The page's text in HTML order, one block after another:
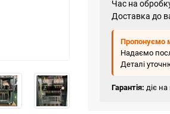
Час на
Доставка до
Пропонуємо
Надаємо
Деталі
Гарантія: діє